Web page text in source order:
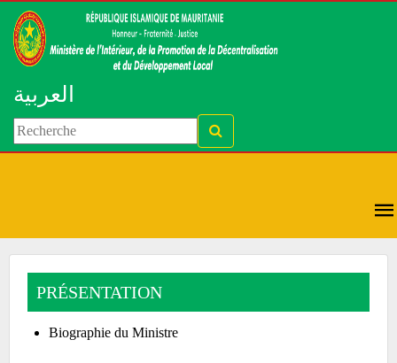
العربية
PRÉSENTATION
Biographie du Ministre